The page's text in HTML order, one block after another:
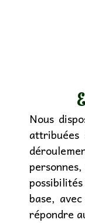
Nous
base,
répondre